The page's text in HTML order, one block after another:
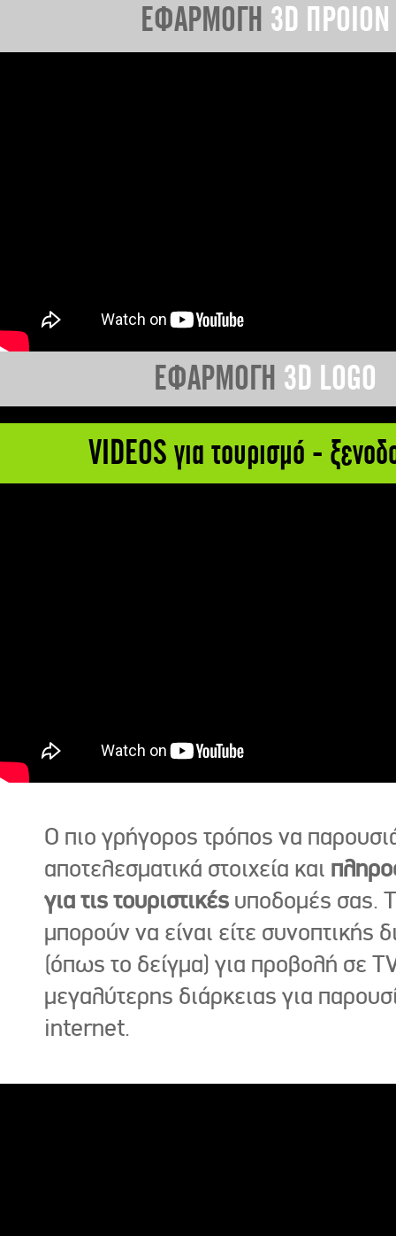
ΕΦΑΡΜΟΓΗ 3D ΠΡΟΙΟΝ
ΕΦΑΡΜΟΓΗ 3D LOGO
VIDEOS για τουρισμό -
Ο πιο γρήγορος τρόπος να
αποτελεσματικά στοιχεία και
για τις τουριστικές υποδομές σας.
μπορούν να είναι είτε συνοπτικής
(όπως το δείγμα) για προβολή σε
μεγαλύτερης διάρκειας για
internet.